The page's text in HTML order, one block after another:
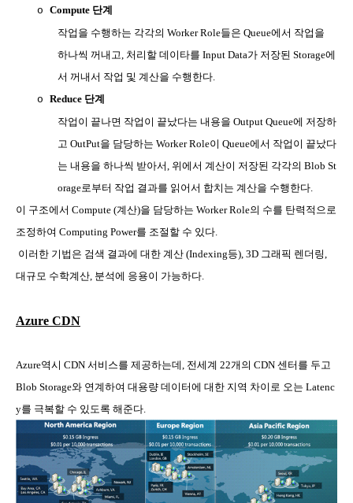
o Compute 단계
작업을 수행하는 각각의 Worker Role들은 Queue에서 작업을
하나씩 꺼내고 처리할 데이타를 Input Data가 저장된 Storage에
서 꺼내서 작업 및 계산을 수행한다
o Reduce 단계
작업이 끝나면 작업이 끝났다는 내용을 Output Queue에 저장하
고 OutPut을 담당하는 Worker Role이 Queue에서 작업이 끝났다
는 내용을 하나씩 받아서 위에서 계산이 저장된 각각의 Blob St
orage로부터 작업 결과를 읽어서 합치는 계산을 수행한다
이 구조에서 Compute (계산)을 담당하는 Worker Role의 수를 탄력적으로
조정하여 Computing Power를 조절할 수 있다
이러한 기법은 검색 결과에 대한 계산 (Indexing등), 3D 그래픽 렌더링
대규모 수학계산 분석에 응용이 가능하다
Azure CDN
Azure역시 CDN 서비스를 제공하는데 전세계 22개의 CDN 센터를 두고
Blob Storage와 연계하여 대용량 데이터에 대한 지역 차이로 오는 Latenc
y를 극복할 수 있도록 해준다